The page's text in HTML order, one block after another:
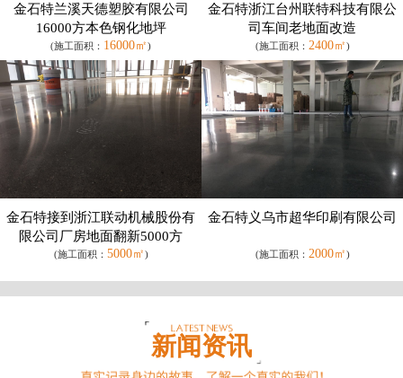
金石特兰溪天德塑胶有限公司
16000方本色钢化地坪
(施工面积： 16000㎡)
金石特浙江台州联特科技有限公
司车间老地面改造
(施工面积： 2400㎡)
金石特接到浙江联动机械股份有
限公司厂房地面翻新5000方
(施工面积： 5000㎡)
金石特义乌市超华印刷有限公司
(施工面积： 2000㎡)
新闻资讯